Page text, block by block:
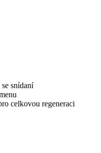
snídaní
celkovou regeneraci